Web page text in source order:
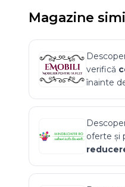
Magazine
verifică
înainte
oferte și